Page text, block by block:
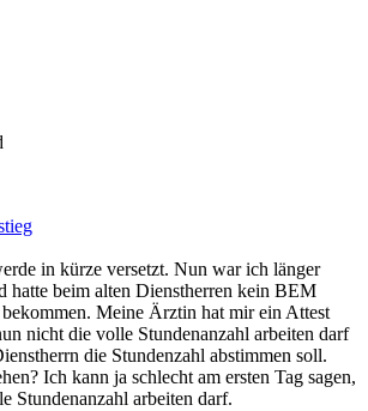
in kürze versetzt. Nun war ich länger
hatte beim alten Dienstherren kein BEM
Meine Ärztin hat mir ein Attest
nicht die volle Stundenanzahl arbeiten darf
die Stundenzahl abstimmen soll.
Ich kann ja schlecht am ersten Tag sagen,
Stundenanzahl arbeiten darf.